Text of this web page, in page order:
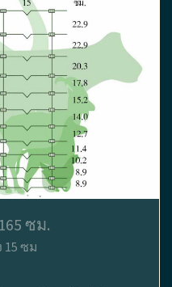
ซม.
15 ซม